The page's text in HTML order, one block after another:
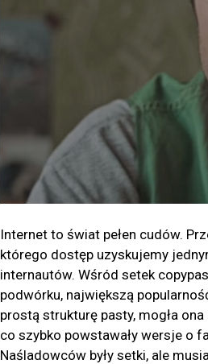
Internet to świat pełen cudów.
którego dostęp uzyskujemy
internautów. Wśród setek
podwórku, największą
prostą strukturę pasty, mogła
co szybko powstawały wersje o
Naśladowców były setki, ale